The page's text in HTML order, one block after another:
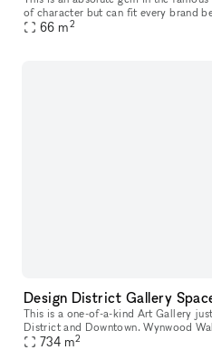
of character but can fit every brand
perfect floor-plan. With a
66 m2
Design District Gallery
This is a one-of-a-kind Art Gallery
District and Downtown. Wynwood
Not a white cube, but an iconic black
734 m2